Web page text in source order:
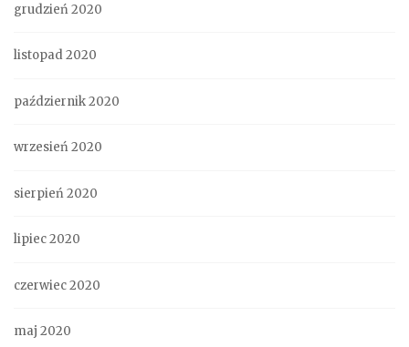
grudzień 2020
listopad 2020
październik 2020
wrzesień 2020
sierpień 2020
lipiec 2020
czerwiec 2020
maj 2020